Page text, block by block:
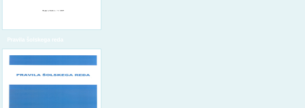
Pravila šolskega reda